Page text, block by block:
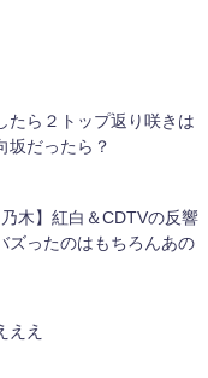
たら２トップ返り咲きは
坂だったら？
木】紅白＆CDTVの反響
ズったのはもちろんあの
ええ